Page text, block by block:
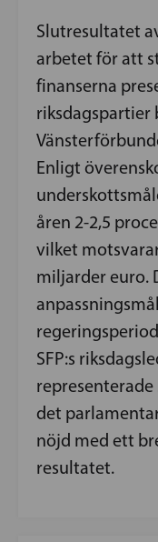
Slutresultatet
arbetet för att
finanserna
riksdagspartier
Enligt
åren 2-2,5
vilket
miljarder euro.
SFP:s
representerade
det
nöjd med ett
resultatet.